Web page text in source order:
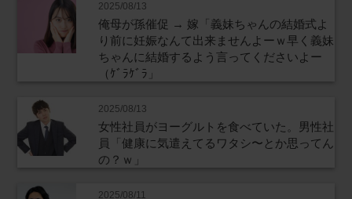
2025/08/13
俺母が孫催促 → 嫁「義妹ちゃんの結婚式よ
り前に妊娠なんて出来ませんよーｗ早く義妹
ちゃんに結婚するよう言ってくださいよー
（ｹﾞﾗｹﾞﾗ」
2025/08/13
女性社員がヨーグルトを食べていた。男性社
員「健康に気遣えてるワタシ〜とか思ってん
の？ｗ」
2025/08/11